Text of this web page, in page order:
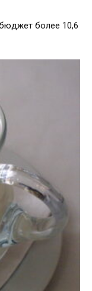
более 10,6